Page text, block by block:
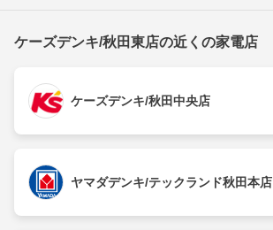
ケーズデンキ/秋田東店の近くの家電店
ケーズデンキ/秋田中央店
ヤマダデンキ/テックランド秋田本店